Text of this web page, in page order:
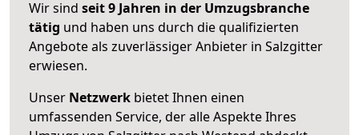
Wir sind seit 9 Jahren in der Umzugsbranche
tätig und haben uns durch die qualifizierten
Angebote als zuverlässiger Anbieter in Salzgitter
erwiesen.
Unser Netzwerk bietet Ihnen einen
umfassenden Service, der alle Aspekte Ihres